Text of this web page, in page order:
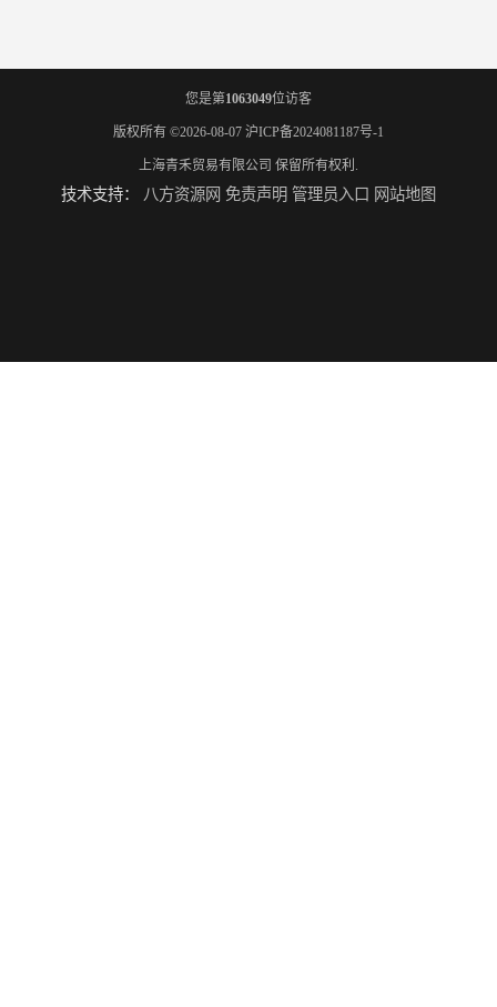
您是第1063049位访客
版权所有 ©2026-08-07 沪ICP备2024081187号-1
上海青禾贸易有限公司 保留所有权利.
技术支持： 八方资源网 免责声明 管理员入口 网站地图